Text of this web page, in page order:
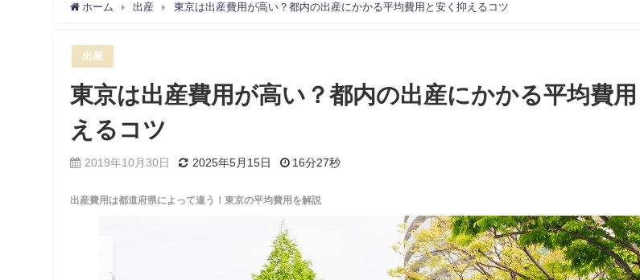
ホーム 出産 東京は出産費用が高い？都内の出産にかかる平均費用と安く抑えるコツ
出産
東京は出産費用が高い？都内の出産にかかる平均費
えるコツ
2019年10月30日 2025年5月15日 16分27秒
出産費用は都道府県によって違う！東京の平均費用を解説